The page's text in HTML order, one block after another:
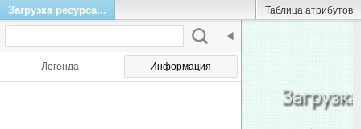
Загрузка ресурса... Таблица атрибутов
Легенда Информация